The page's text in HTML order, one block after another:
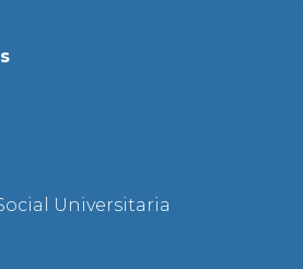
Universitaria